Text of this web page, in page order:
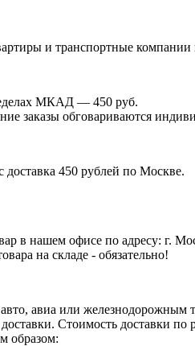
и транспортные
МКАД — 450 руб.
заказы обговариваются
450 рублей по Москве.
в нашем офисе по адресу: г.
на складе - обязательно!
авиа или
Стоимость доставки
образом: